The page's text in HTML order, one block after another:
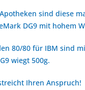
sind diese
DG9 mit hohem
80/80 für IBM sind
wiegt 500g.
Ihren Anspruch!